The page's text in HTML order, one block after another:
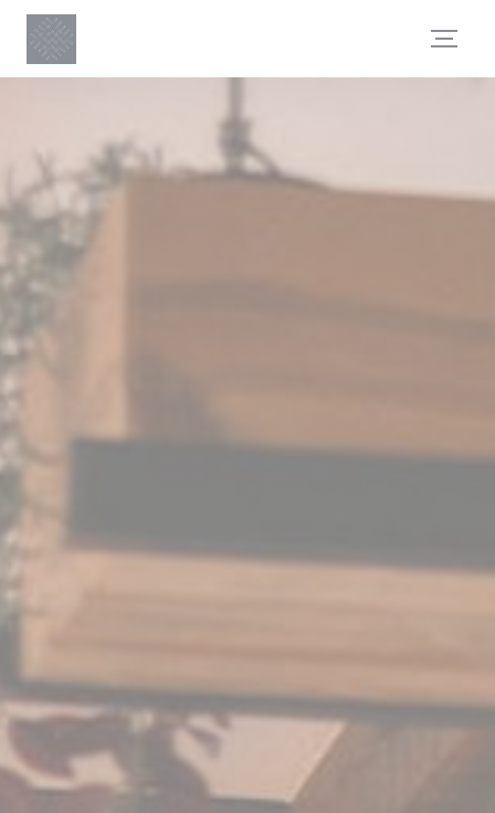
クッキー利用の管理について